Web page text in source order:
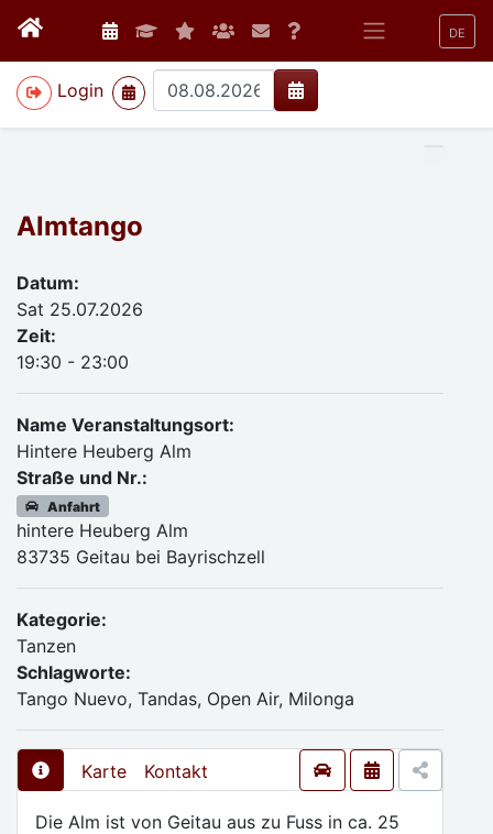
DE
Login
>
Almtango
Datum:
Sat 25.07.2026
Zeit:
19:30 - 23:00
Name Veranstaltungsort:
Hintere Heuberg Alm
Straße und Nr.:
Anfahrt
hintere Heuberg Alm
83735 Geitau bei Bayrischzell
Kategorie:
Tanzen
Schlagworte:
Tango Nuevo, Tandas, Open Air, Milonga
Karte Kontakt
Die Alm ist von Geitau aus zu Fuss in ca. 25